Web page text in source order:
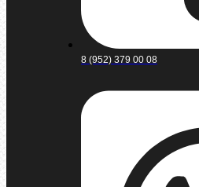
8 (952) 379 00 08